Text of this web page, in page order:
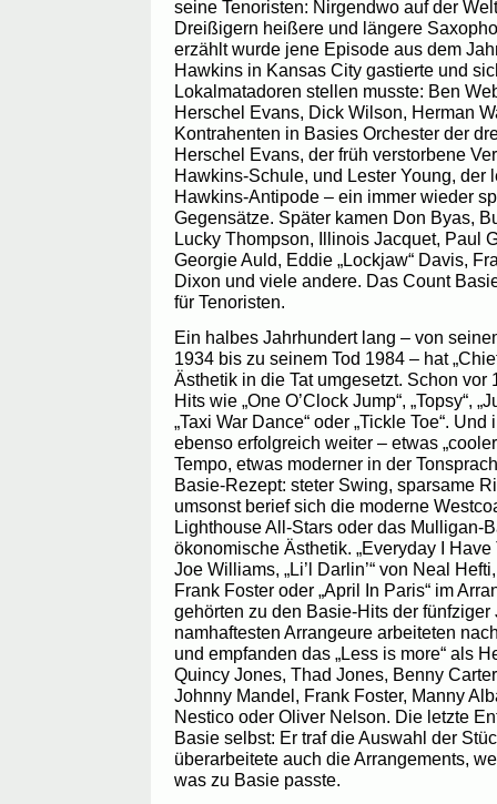
seine Tenoristen: Nirgendwo auf der
Dreißigern heißere und längere
erzählt wurde jene Episode aus dem
Hawkins in Kansas City gastierte und
Lokalmatadoren stellen musste: Ben
Herschel Evans, Dick Wilson, Herman
Kontrahenten in Basies Orchester der
Herschel Evans, der früh verstorbene
Hawkins-Schule, und Lester Young, der
Hawkins-Antipode – ein immer wieder
Gegensätze. Später kamen Don Byas,
Lucky Thompson, Illinois Jacquet, Paul
Georgie Auld, Eddie „Lockjaw“ Davis,
Dixon und viele andere. Das Count
für Tenoristen.
Ein halbes Jahrhundert lang – von
1934 bis zu seinem Tod 1984 – hat
Ästhetik in die Tat umgesetzt. Schon
Hits wie „One O’Clock Jump“, „Topsy“,
„Taxi War Dance“ oder „Tickle Toe“.
ebenso erfolgreich weiter – etwas
Tempo, etwas moderner in der
Basie-Rezept: steter Swing, sparsame
umsonst berief sich die moderne
Lighthouse All-Stars oder das Mulligan-
ökonomische Ästhetik. „Everyday I
Joe Williams, „Li’l Darlin’“ von Neal
Frank Foster oder „April In Paris“ im
gehörten zu den Basie-Hits der fünfziger
namhaftesten Arrangeure arbeiteten
und empfanden das „Less is more“ als
Quincy Jones, Thad Jones, Benny
Johnny Mandel, Frank Foster, Manny
Nestico oder Oliver Nelson. Die letzte
Basie selbst: Er traf die Auswahl der
überarbeitete auch die Arrangements,
was zu Basie passte.